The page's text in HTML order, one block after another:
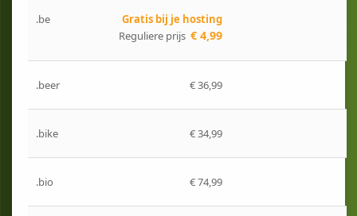
.be
Gratis bij je hosting
Reguliere prijs € 4,99
.beer € 36,99
.bike € 34,99
.bio € 74,99